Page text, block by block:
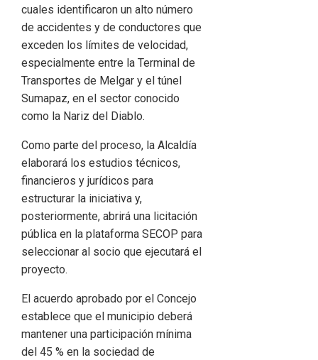
cuales identificaron un alto número
de accidentes y de conductores que
exceden los límites de velocidad,
especialmente entre la Terminal de
Transportes de Melgar y el túnel
Sumapaz, en el sector conocido
como la Nariz del Diablo.
Como parte del proceso, la Alcaldía
elaborará los estudios técnicos,
financieros y jurídicos para
estructurar la iniciativa y,
posteriormente, abrirá una licitación
pública en la plataforma SECOP para
seleccionar al socio que ejecutará el
proyecto.
El acuerdo aprobado por el Concejo
establece que el municipio deberá
mantener una participación mínima
del 45 % en la sociedad de